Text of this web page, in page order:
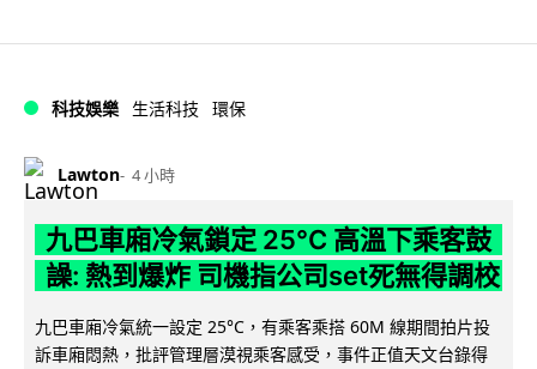
科技娛樂 生活科技 環保
Lawton 4 小時
九巴車廂冷氣鎖定 25°C 高溫下乘客鼓
譟: 熱到爆炸 司機指公司set死無得調校
九巴車廂冷氣統一設定 25°C，有乘客乘搭 60M 線期間拍片投
訴車廂悶熱，批評管理層漠視乘客感受，事件正值天文台錄得